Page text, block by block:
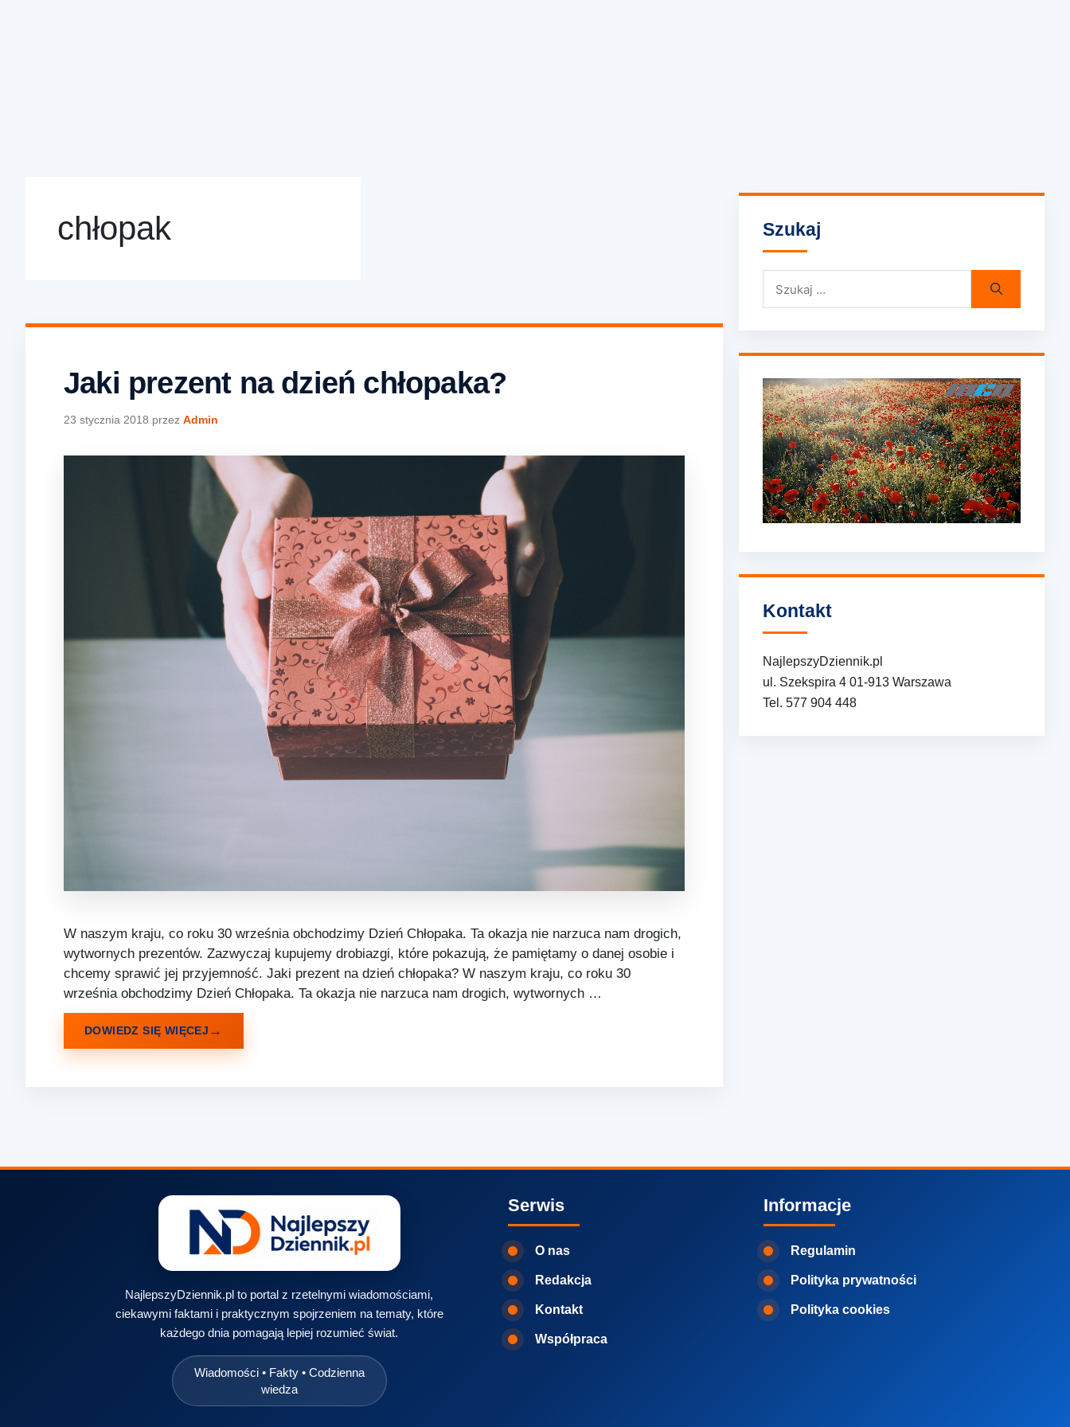
chłopak
Jaki prezent na dzień chłopaka?
23 stycznia 2018 przez Admin
W naszym kraju, co roku 30 września obchodzimy Dzień Chłopaka. Ta okazja nie narzuca nam drogich,
wytwornych prezentów. Zazwyczaj kupujemy drobiazgi, które pokazują, że pamiętamy o danej osobie i
chcemy sprawić jej przyjemność. Jaki prezent na dzień chłopaka? W naszym kraju, co roku 30
września obchodzimy Dzień Chłopaka. Ta okazja nie narzuca nam drogich, wytwornych …
DOWIEDZ SIĘ WIĘCEJ
Szukaj
Kontakt
NajlepszyDziennik.pl
ul. Szekspira 4 01-913 Warszawa
Tel. 577 904 448
NajlepszyDziennik.pl to portal z rzetelnymi wiadomościami,
ciekawymi faktami i praktycznym spojrzeniem na tematy, które
każdego dnia pomagają lepiej rozumieć świat.
Wiadomości • Fakty • Codzienna
wiedza
Serwis
O nas
Redakcja
Kontakt
Współpraca
Informacje
Regulamin
Polityka prywatności
Polityka cookies